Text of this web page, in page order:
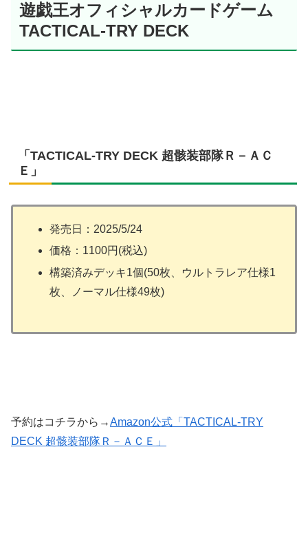
遊戯王オフィシャルカードゲーム
TACTICAL-TRY DECK
「TACTICAL-TRY DECK 超骸装部隊Ｒ－ＡＣ
Ｅ」
発売日：2025/5/24
価格：1100円(税込)
構築済みデッキ1個(50枚、ウルトラレア仕様1
枚、ノーマル仕様49枚)
予約はコチラから→Amazon公式「TACTICAL-TRY
DECK 超骸装部隊Ｒ－ＡＣＥ」